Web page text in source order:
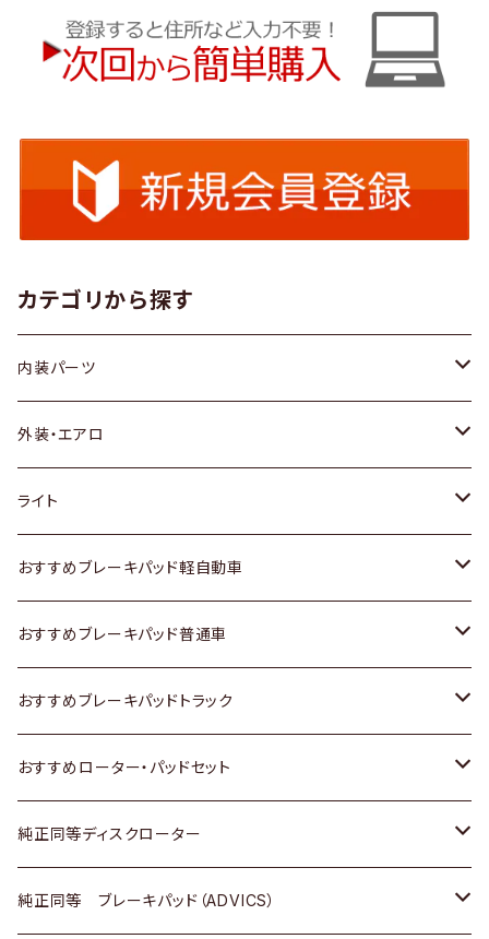
カテゴリから探す
内装パーツ
トヨタ
ホンダ
スズキ
日産
いすゞ
ダイハツ
マツダ
三菱
外装・エアロ
トヨタ
ホンダ
スズキ
日産
いすゞ
ダイハツ
マツダ
ライト
トヨタ
スズキ
日産
いすゞ
ダイハツ
三菱
おすすめブレーキパッド軽自動車
トヨタ
ホンダ
スズキ
日産
ダイハツ
おすすめブレーキパッド普通車
トヨタ
ホンダ
スズキ
日産
おすすめブレーキパッドトラック
トヨタ
日産
いすゞ
おすすめローター・パッドセット
トヨタ
ホンダ
純正同等ディスクローター
トヨタ
純正同等 ブレーキパッド（ADVICS）